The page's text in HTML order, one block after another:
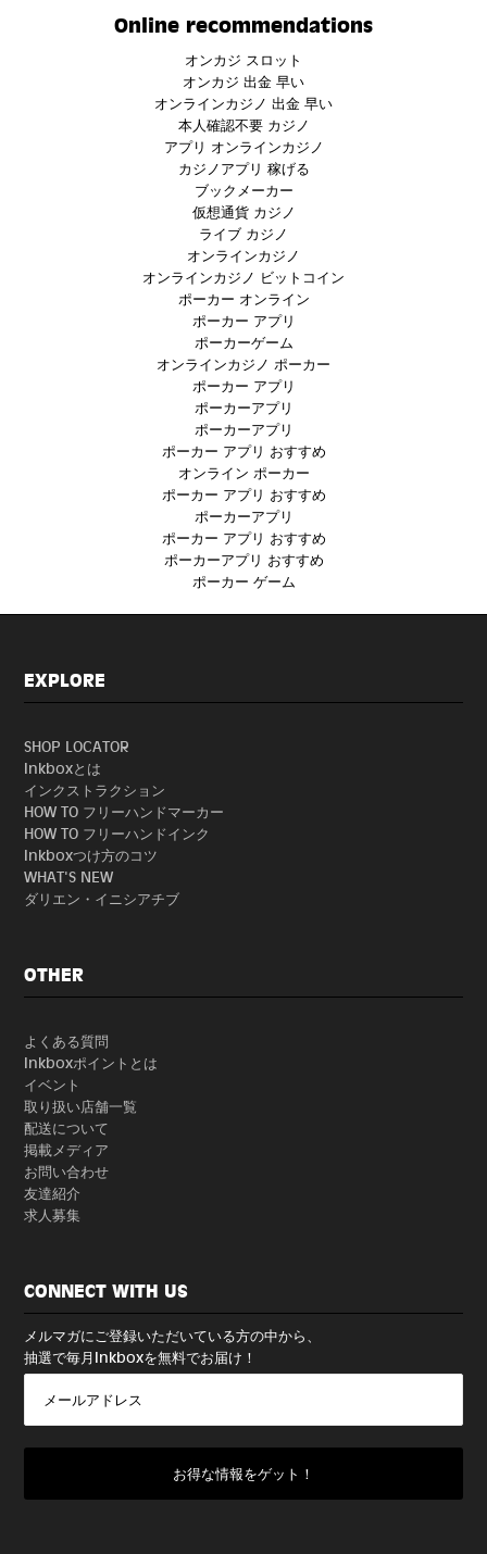
Online recommendations
オンカジ スロット
オンカジ 出金 早い
オンラインカジノ 出金 早い
本人確認不要 カジノ
アプリ オンラインカジノ
カジノアプリ 稼げる
ブックメーカー
仮想通貨 カジノ
ライブ カジノ
オンラインカジノ
オンラインカジノ ビットコイン
ポーカー オンライン
ポーカー アプリ
ポーカーゲーム
オンラインカジノ ポーカー
ポーカー アプリ
ポーカーアプリ
ポーカーアプリ
ポーカー アプリ おすすめ
オンライン ポーカー
ポーカー アプリ おすすめ
ポーカーアプリ
ポーカー アプリ おすすめ
ポーカーアプリ おすすめ
ポーカー ゲーム
EXPLORE
SHOP LOCATOR
Inkboxとは
インクストラクション
HOW TO フリーハンドマーカー
HOW TO フリーハンドインク
Inkboxつけ方のコツ
WHAT'S NEW
ダリエン・イニシアチブ
OTHER
よくある質問
Inkboxポイントとは
イベント
取り扱い店舗一覧
配送について
掲載メディア
お問い合わせ
友達紹介
求人募集
CONNECT WITH US
メルマガにご登録いただいている方の中から、
抽選で毎月Inkboxを無料でお届け！